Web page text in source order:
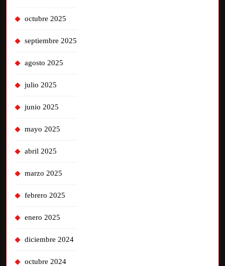
octubre 2025
septiembre 2025
agosto 2025
julio 2025
junio 2025
mayo 2025
abril 2025
marzo 2025
febrero 2025
enero 2025
diciembre 2024
octubre 2024